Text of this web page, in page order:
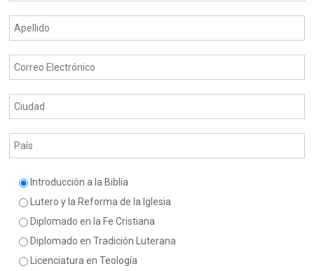
Introducción a la Biblia
Lutero y la Reforma de la Iglesia
Diplomado en la Fe Cristiana
Diplomado en Tradición Luterana
Licenciatura en Teología